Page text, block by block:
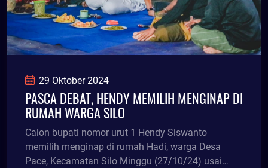
29 Oktober 2024
PASCA DEBAT, HENDY MEMILIH MENGINAP DI
RUMAH WARGA SILO
Calon bupati nomor urut 1 Hendy Siswanto
memilih menginap di rumah Hadi, warga Desa
Pace, Kecamatan Silo Minggu (27/10/24) usai